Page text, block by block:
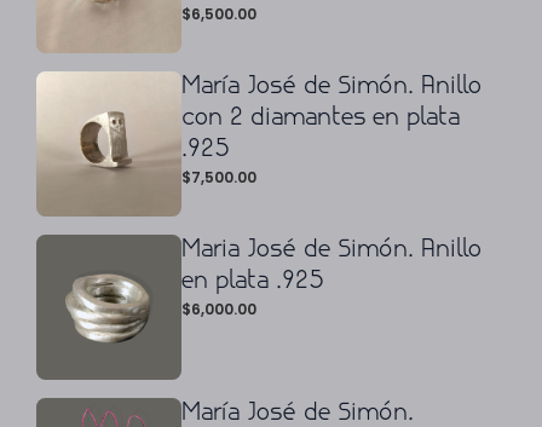
$6,500.00
María José de Simón. Anillo
con 2 diamantes en plata
.925
$7,500.00
Maria José de Simón. Anillo
en plata .925
$6,000.00
María José de Simón.